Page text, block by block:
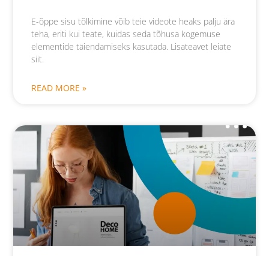
E-õppe sisu tõlkimine võib teie videote heaks palju ära
teha, eriti kui teate, kuidas seda tõhusa kogemuse
elementide täiendamiseks kasutada. Lisateavet leiate
siit.
READ MORE »